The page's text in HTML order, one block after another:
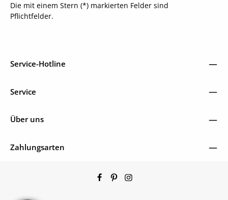
Die mit einem Stern (*) markierten Felder sind
Pflichtfelder.
Service-Hotline
Service
Über uns
Zahlungsarten